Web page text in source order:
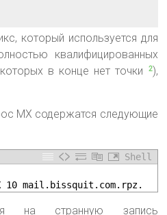
который используется для
квалифицированных
в конце нет точки
2),
MX содержатся следующие
Shell
10 mail.bissquit.com.rpz.
на странную запись